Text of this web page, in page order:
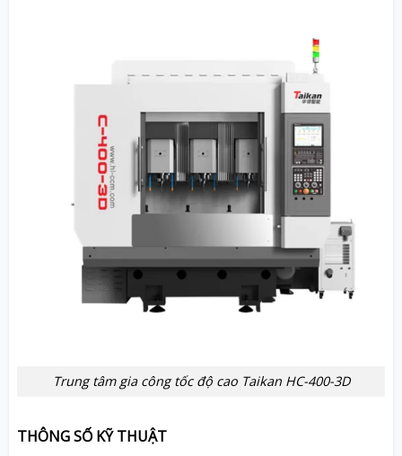
Trung tâm gia công tốc độ cao Taikan HC-400-3D
THÔNG SỐ KỸ THUẬT